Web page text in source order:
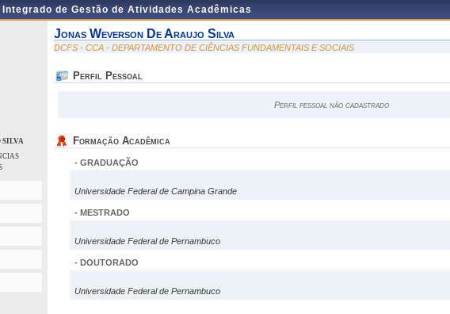
de Gestão de Atividades Acadêmicas
SILVA
Jonas Weverson De Araujo Silva
DCFS - CCA - DEPARTAMENTO DE CIÊNCIAS FUNDAMENTAIS E SOCIAIS
Perfil Pessoal
Perfil pessoal não cadastrado
Formação Acadêmica
- GRADUAÇÃO
Universidade Federal de Campina Grande
- MESTRADO
Universidade Federal de Pernambuco
- DOUTORADO
Universidade Federal de Pernambuco